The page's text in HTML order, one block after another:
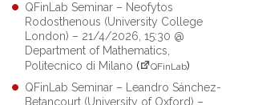
QFinLab Seminar – Neofytos
Rodosthenous (University College
London) – 21/4/2026, 15:30 @
Department of Mathematics,
Politecnico di Milano ( QFinLab)
QFinLab Seminar – Leandro Sánchez-
Betancourt (University of Oxford) –